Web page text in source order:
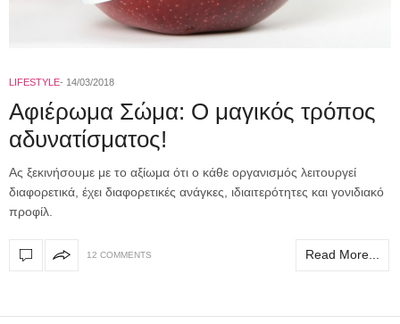
LIFESTYLE 14/03/2018
Αφιέρωμα Σώμα: Ο μαγικός τρόπος
αδυνατίσματος!
Ας ξεκινήσουμε με το αξίωμα ότι ο κάθε οργανισμός λειτουργεί
διαφορετικά, έχει διαφορετικές ανάγκες, ιδιαιτερότητες και γονιδιακό
προφίλ.
12 COMMENTS Read More...